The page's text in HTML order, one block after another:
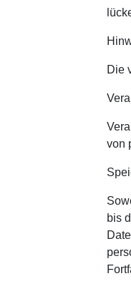
Die
von
bis